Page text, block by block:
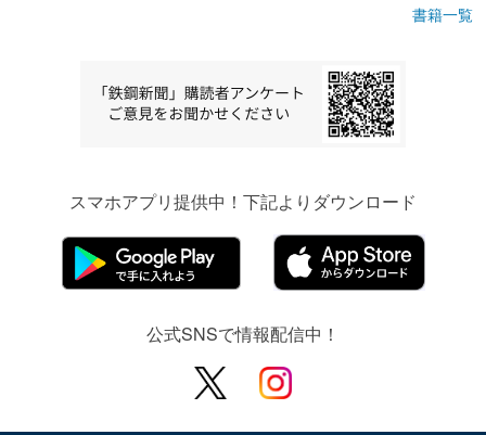
書籍一覧
スマホアプリ提供中！下記よりダウンロード
公式SNSで情報配信中！